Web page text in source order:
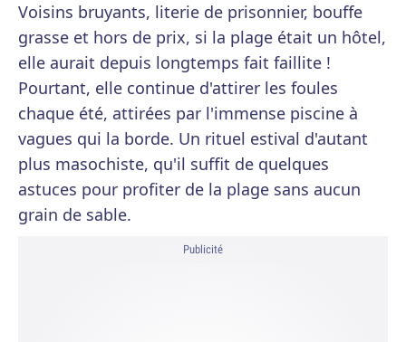
Voisins bruyants, literie de prisonnier, bouffe
grasse et hors de prix, si la plage était un hôtel,
elle aurait depuis longtemps fait faillite !
Pourtant, elle continue d'attirer les foules
chaque été, attirées par l'immense piscine à
vagues qui la borde. Un rituel estival d'autant
plus masochiste, qu'il suffit de quelques
astuces pour profiter de la plage sans aucun
grain de sable.
Publicité